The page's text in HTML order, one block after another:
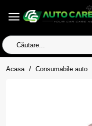
Căutare...
Acasa homeConsumabile auto